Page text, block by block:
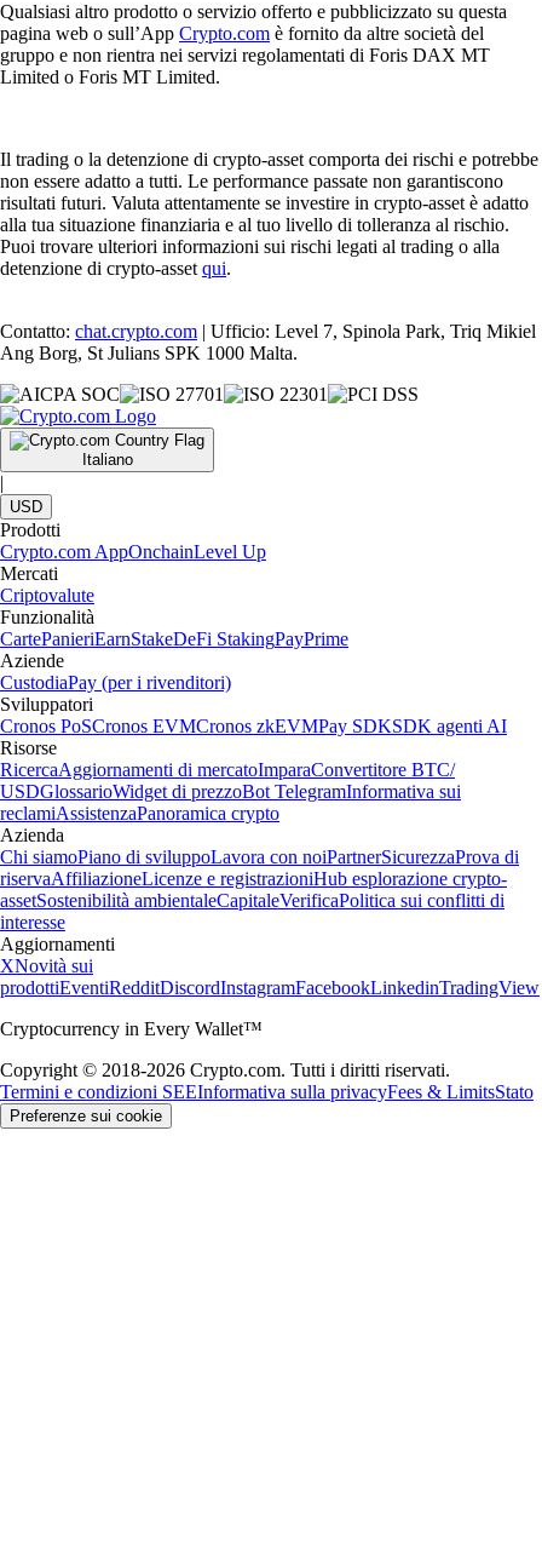
Qualsiasi altro prodotto o servizio offerto e pubblicizzato su questa
pagina web o sull’App Crypto.com è fornito da altre società del
gruppo e non rientra nei servizi regolamentati di Foris DAX MT
Limited o Foris MT Limited.
Il trading o la detenzione di crypto-asset comporta dei rischi e potrebbe
non essere adatto a tutti. Le performance passate non garantiscono
risultati futuri. Valuta attentamente se investire in crypto-asset è adatto
alla tua situazione finanziaria e al tuo livello di tolleranza al rischio.
Puoi trovare ulteriori informazioni sui rischi legati al trading o alla
detenzione di crypto-asset qui.
Contatto: chat.crypto.com | Ufficio: Level 7, Spinola Park, Triq Mikiel
Ang Borg, St Julians SPK 1000 Malta.
Italiano
|
USD
Prodotti
Crypto.com AppOnchainLevel Up
Mercati
Criptovalute
Funzionalità
CartePanieriEarnStakeDeFi StakingPayPrime
Aziende
CustodiaPay (per i rivenditori)
Sviluppatori
Cronos PoSCronos EVMCronos zkEVMPay SDKSDK agenti AI
Risorse
RicercaAggiornamenti di mercatoImparaConvertitore BTC/
USDGlossarioWidget di prezzoBot TelegramInformativa sui
reclamiAssistenzaPanoramica crypto
Azienda
Chi siamoPiano di sviluppoLavora con noiPartnerSicurezzaProva di
riservaAffiliazioneLicenze e registrazioniHub esplorazione crypto-
assetSostenibilità ambientaleCapitaleVerificaPolitica sui conflitti di
interesse
Aggiornamenti
XNovità sui
prodottiEventiRedditDiscordInstagramFacebookLinkedinTradingView
Cryptocurrency in Every Wallet™
Copyright © 2018-2026 Crypto.com. Tutti i diritti riservati.
Termini e condizioni SEEInformativa sulla privacyFees & LimitsStato
Preferenze sui cookie